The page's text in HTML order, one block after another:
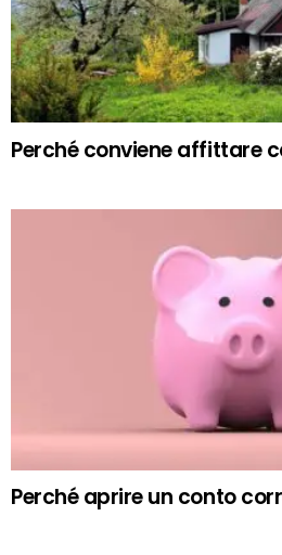
Perché conviene affittare
Perché aprire un conto